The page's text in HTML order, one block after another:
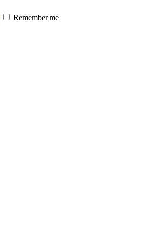
Remember me